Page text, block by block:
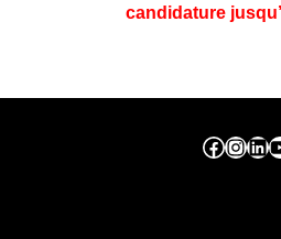
candidature
Facebook ville de seraing Instragram ville de seraing linkedin – ville de seraing YouTube